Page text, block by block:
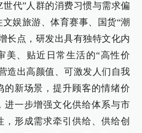
世代”人群的消费习惯与需求偏
娱旅游、体育赛事、国货“潮
长点，研发出具有独特文化内
美、贴近日常生活的“高性价
造出高颜值、可激发人们自我
的新场景，提升顾客的情绪价
进一步增强文化供给体系与市
，形成需求牵引供给、供给创